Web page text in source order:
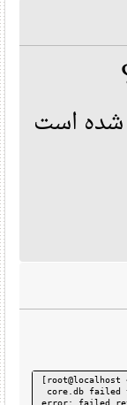
است
core.db